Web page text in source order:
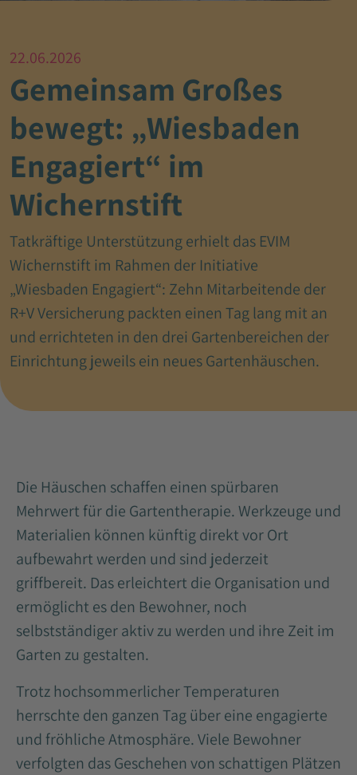
22.06.2026
Gemeinsam Großes
bewegt: „Wiesbaden
Engagiert“ im
Wichernstift
Tatkräftige Unterstützung erhielt das EVIM
Wichernstift im Rahmen der Initiative
„Wiesbaden Engagiert“: Zehn Mitarbeitende der
R+V Versicherung packten einen Tag lang mit an
und errichteten in den drei Gartenbereichen der
Einrichtung jeweils ein neues Gartenhäuschen.
Die Häuschen schaffen einen spürbaren
Mehrwert für die Gartentherapie. Werkzeuge und
Materialien können künftig direkt vor Ort
aufbewahrt werden und sind jederzeit
griffbereit. Das erleichtert die Organisation und
ermöglicht es den Bewohner, noch
selbstständiger aktiv zu werden und ihre Zeit im
Garten zu gestalten.
Trotz hochsommerlicher Temperaturen
herrschte den ganzen Tag über eine engagierte
und fröhliche Atmosphäre. Viele Bewohner
verfolgten das Geschehen von schattigen Plätzen